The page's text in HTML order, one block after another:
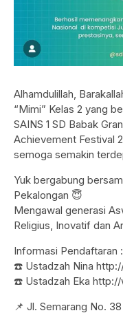
Alhamdulillah,
“Mimi” Kelas 2 yang
SAINS 1 SD Babak
Achievement Festival
semoga semakin
Yuk bergabung
Pekalongan 😇
Mengawal generasi
Religius, Inovatif dan
Informasi Pendaftaran :
☎️ Ustadzah Nina
☎️ Ustadzah Eka
📌 Jl. Semarang No.